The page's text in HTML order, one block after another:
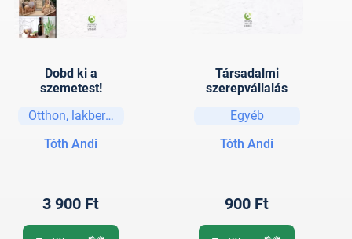
Dobd ki a
szemetest!
Otthon, lakberendezés
Tóth Andi
3 900 Ft
Társadalmi
szerepvállalás
Egyéb
Tóth Andi
900 Ft